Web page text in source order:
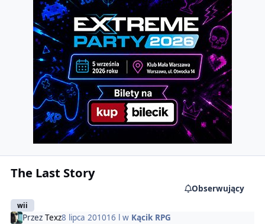
The Last Story
wii
Obserwujący
Przez Texz8 lipca 201016 l w Kącik RPG